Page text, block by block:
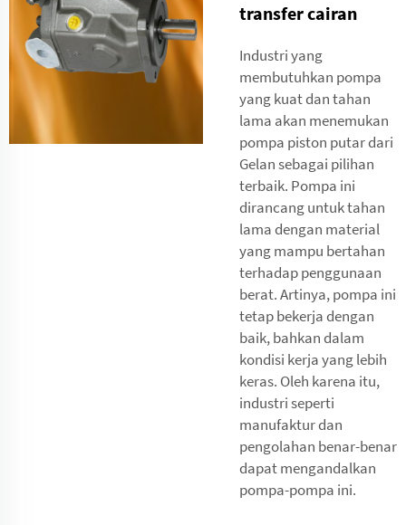
transfer cairan
Industri yang
membutuhkan pompa
yang kuat dan tahan
lama akan menemukan
pompa piston putar dari
Gelan sebagai pilihan
terbaik. Pompa ini
dirancang untuk tahan
lama dengan material
yang mampu bertahan
terhadap penggunaan
berat. Artinya, pompa ini
tetap bekerja dengan
baik, bahkan dalam
kondisi kerja yang lebih
keras. Oleh karena itu,
industri seperti
manufaktur dan
pengolahan benar-benar
dapat mengandalkan
pompa-pompa ini.